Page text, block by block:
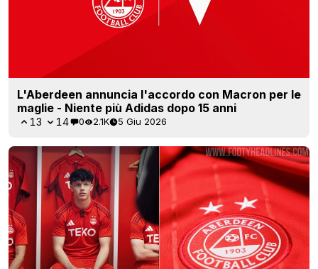
L'Aberdeen annuncia l'accordo con Macron per le
maglie - Niente più Adidas dopo 15 anni
13 14 0 2.1K 5 Giu 2026